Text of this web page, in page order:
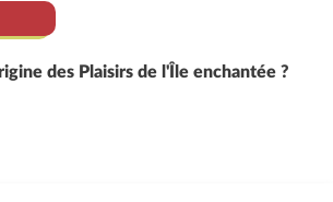
des Plaisirs de l'Île enchantée ?